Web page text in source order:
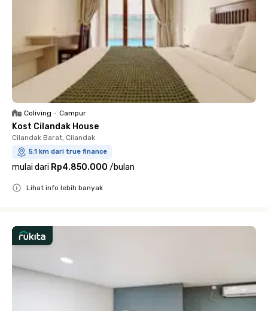
Coliving • Campur
Kost Cilandak House
Cilandak Barat, Cilandak
5.1 km dari true finance
mulai dari Rp4.850.000 /bulan
Lihat info lebih banyak